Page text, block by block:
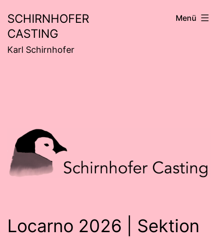
Inhalt
springen
SCHIRNHOFER
CASTING
Karl Schirnhofer
Menü
Locarno 2026 | Sektion